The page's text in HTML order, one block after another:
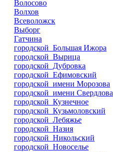
Волосово
Волхов
Всеволожск
Выборг
Гатчина
городской Большая Ижора
городской Вырица
городской Дубровка
городской Ефимовский
городской имени Морозова
городской имени Свердлова
городской Кузнечное
городской Кузьмоловский
городской Лебяжье
городской Назия
городской Никольский
городской Новоселье